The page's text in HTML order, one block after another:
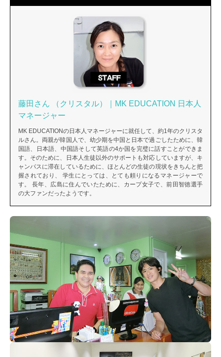
藤田さん （クリスタル）｜MK EDUCATION 日本人
マネージャー
MK EDUCATIONの日本人マネージャーに就任して、約1年のクリスタ
ルさん。両親が韓国人で、幼少期を中国と日本で過ごしたために、韓
国語、日本語、中国語そして英語の4か国を完璧に話すことができま
す。そのために、日本人生徒以外のサポートも対応していますが、キ
ャンパスに滞在しているために、ほとんどの生徒の現状をきちんと把
握されており、 学生にとっては、とても頼りになるマネージャーで
す。 長年、広島に住んでいたために、カープ女子で、前田智徳選手
の大ファンだったようです。